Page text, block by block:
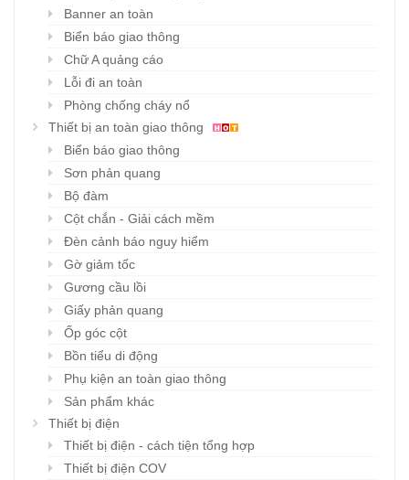
Banner an toàn
Biển báo giao thông
Chữ A quảng cáo
Lỗi đi an toàn
Phòng chống cháy nổ
Thiết bị an toàn giao thông
Biển báo giao thông
Sơn phản quang
Bộ đàm
Cột chắn - Giải cách mềm
Đèn cảnh báo nguy hiểm
Gờ giảm tốc
Gương cầu lồi
Giấy phản quang
Ốp góc cột
Bồn tiểu di động
Phụ kiện an toàn giao thông
Sản phẩm khác
Thiết bị điện
Thiết bị điện - cách tiện tổng hợp
Thiết bị điện COV